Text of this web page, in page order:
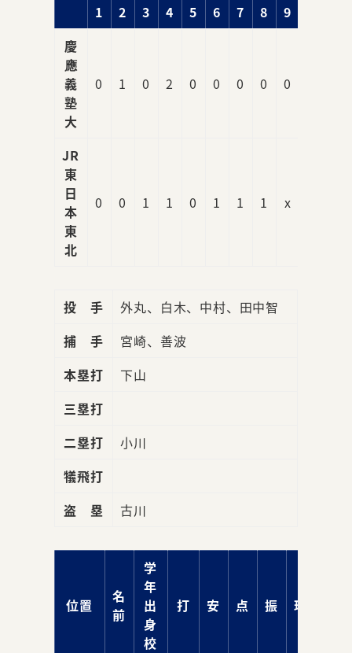
1 2 3 4 5 6 7 8 9
慶
應
義
塾
大
0 1 0 2 0 0 0 0 0
JR
東
日
本
東
北
0 0 1 1 0 1 1 1 x
投 手
外丸、白木、中村、田中智
捕 手
宮崎、善波
本塁打
下山
三塁打
二塁打
小川
犠飛打
盗 塁
古川
位置
名
前
学
年
出
身
校
打 安 点 振 球